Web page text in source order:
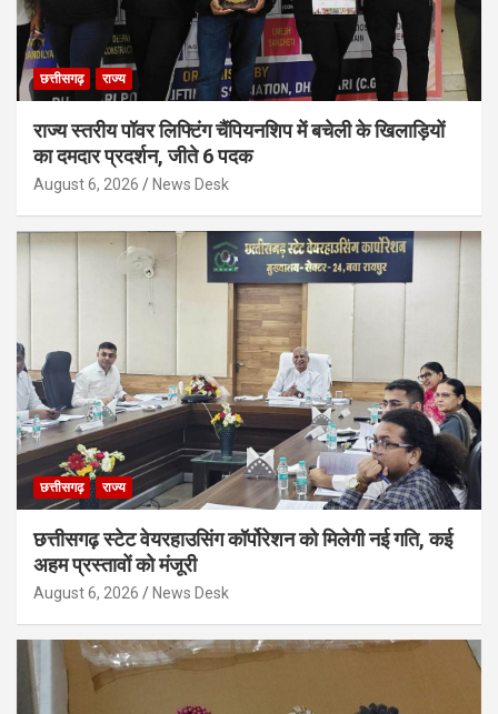
छत्तीसगढ़ राज्य
राज्य स्तरीय पॉवर लिफ्टिंग चैंपियनशिप में बचेली के खिलाड़ियों
का दमदार प्रदर्शन, जीते 6 पदक
August 6, 2026 News Desk
छत्तीसगढ़ राज्य
छत्तीसगढ़ स्टेट वेयरहाउसिंग कॉर्पोरेशन को मिलेगी नई गति, कई
अहम प्रस्तावों को मंजूरी
August 6, 2026 News Desk